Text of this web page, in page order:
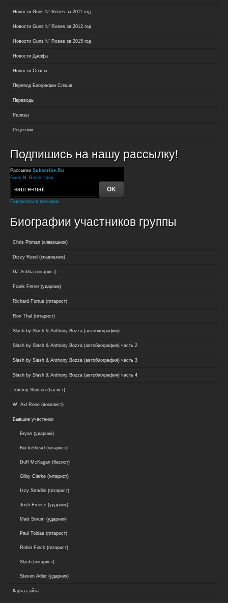
Новости Guns N’ Roses за 2011 год
Новости Guns N’ Roses за 2012 год
Новости Guns N’ Roses за 2015 год
Новости Даффа
Новости Слэша
Перевод Биографии Слэша
Переводы
Релизы
Рецензии
Подпишись на нашу рассылку!
Рассылки Subscribe.Ru
Guns N' Roses fans
Подписаться письмом
Биографии участников группы
Chris Pitman (клавишник)
Dizzy Reed (клавишник)
DJ Ashba (гитарист)
Frank Ferrer (ударник)
Richard Fortus (гитарист)
Ron Thal (гитарист)
Slash by Slash & Anthony Bozza (автобиография)
Slash by Slash & Anthony Bozza (автобиография) часть 2
Slash by Slash & Anthony Bozza (автобиография) часть 3
Slash by Slash & Anthony Bozza (автобиография) часть 4
Tommy Stinson (басист)
W. Axl Rose (вокалист)
Бывшие участники
Bryan (ударник)
Buckethead (гитарист)
Duff McKagan (басист)
Gilby Clarke (гитарист)
Izzy Stradlin (гитарист)
Josh Freese (ударник)
Matt Sorum (ударник)
Paul Tobias (гитарист)
Robin Finck (гитарист)
Slash (гитарист)
Steven Adler (ударник)
Карта сайта